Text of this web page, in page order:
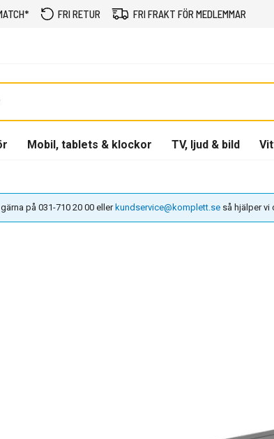
FRI RETUR FRI FRAKT FÖR MEDLEMMAR
Mobil, tablets & klockor TV, ljud & bild
på 031-710 20 00 eller kundservice@komplett.se så hjälper vi